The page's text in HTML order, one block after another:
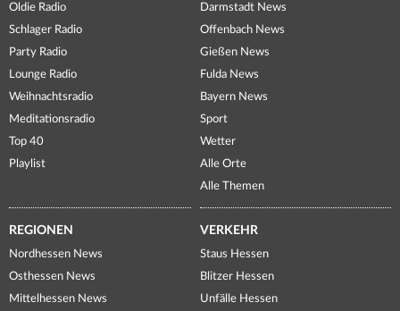
Oldie Radio
Schlager Radio
Party Radio
Lounge Radio
Weihnachtsradio
Meditationsradio
Top 40
Playlist
Darmstadt News
Offenbach News
Gießen News
Fulda News
Bayern News
Sport
Wetter
Alle Orte
Alle Themen
REGIONEN
Nordhessen News
Osthessen News
Mittelhessen News
VERKEHR
Staus Hessen
Blitzer Hessen
Unfälle Hessen